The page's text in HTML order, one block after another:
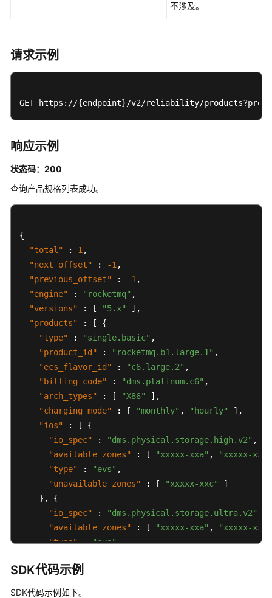
不涉及。
请求示例
GET https://{endpoint}/v2/reliability/
响应示例
状态码：200
查询产品规格列表成功。
{
"total"
: 1 ,
"next_offset"
: -1 ,
"previous_offset"
: -1 ,
"engine"
: "rocketmq" ,
"versions"
: [ "5.x" ] ,
"products"
: [
{
"type"
: "single.basic" ,
"product_id"
: "rocketmq.b1.large.1" ,
"ecs_flavor_id"
: "c6.large.2" ,
"billing_code"
: "dms.platinum.c6" ,
"arch_types"
: [ "X86" ] ,
"charging_mode"
: [ "monthly" , "hourly" ] ,
"ios"
: [
{
"io_spec"
: "dms.physical.storage.high.v2" ,
"available_zones"
: [ "xxxxx-xxa" ,
"xxxxx-xxb"
"type"
: "evs" ,
"unavailable_zones"
: [ "xxxxx-xxc"
]
} ,
{
"io_spec"
: "dms.physical.storage.ultra.v2"
"available_zones"
: [ "xxxxx-xxa" ,
"xxxxx-xxb"
"type" : "evs",
} ],
SDK代码示例
SDK代码示例如下。